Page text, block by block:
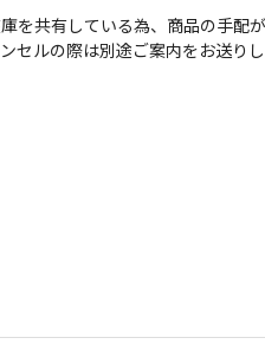
を共有している為、商品の手配
セルの際は別途ご案内をお送り